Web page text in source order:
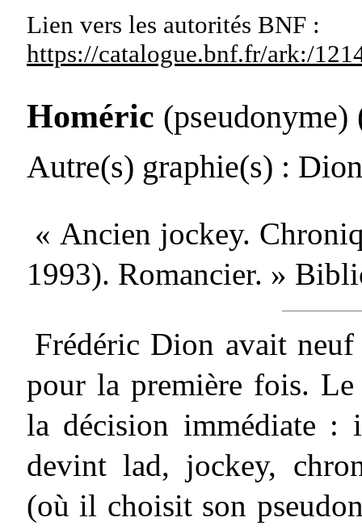
Lien vers les autorités BNF :
https://catalogue.bnf.fr/ark:/
Homéric (pseudonyme)
Autre(s) graphie(s) :
« Ancien jockey.
1993). Romancier. »
Frédéric Dion avait
pour la première fois.
la décision immédiate
devint lad, jockey,
(où il choisit son